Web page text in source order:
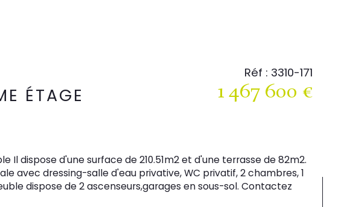
ÉTAGE
Réf : 3310-171
1 467 600 €
avec dressing-salle d'eau privative, WC privatif, 2 chambres, 1
dispose de 2 ascenseurs,garages en sous-sol. Contactez